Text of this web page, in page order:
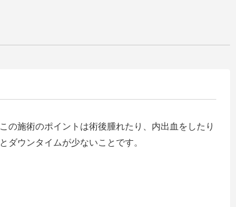
この施術のポイントは術後腫れたり、内出血をしたり
とダウンタイムが少ないことです。